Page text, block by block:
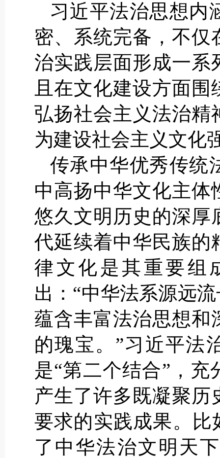
习近平法治思想内
密、系统完备，不仅
治实践层面形成一系
且在文化建设方面
弘扬社会主义法治精
为建设社会主义文化
传承中华优秀传统
中高扬中华文化主体
悠久文明历史的深厚
代延续着中华民族的
律文化是其重要组
出：“中华法系源远
蕴含丰富法治思想和
的瑰宝。”习近平法
是“第二个结合”，
产生了许多既凝聚
要求的实践成果。比
了中华法治文明天